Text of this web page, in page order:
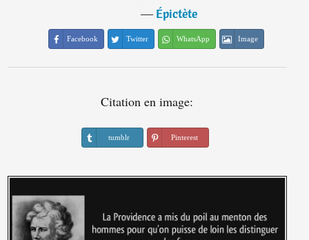
―Épictète
Facebook Twitter WhatsApp Image
Citation en image:
tumblr Pinterest